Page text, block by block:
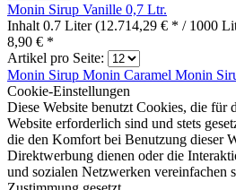
Monin Sirup Vanille 0,7 Ltr.
Inhalt 0.7 Liter(12.714,29 € * / 1000
8,90 € *
Artikel pro Seite:
Monin Sirup Monin Caramel Monin
Cookie-Einstellungen
Diese Website benutzt Cookies, die für
Website erforderlich sind und stets
die den Komfort bei Benutzung dieser
Direktwerbung dienen oder die
und sozialen Netzwerken vereinfachen